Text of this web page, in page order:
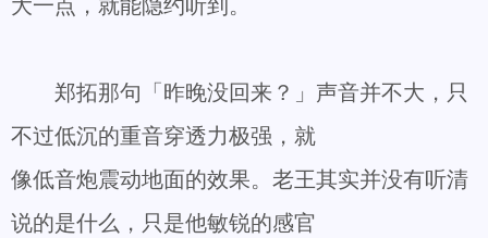
大一点，就能隐约听到。
郑拓那句「昨晚没回来？」声音并不大，只
不过低沉的重音穿透力极强，就
像低音炮震动地面的效果。老王其实并没有听清
说的是什么，只是他敏锐的感官